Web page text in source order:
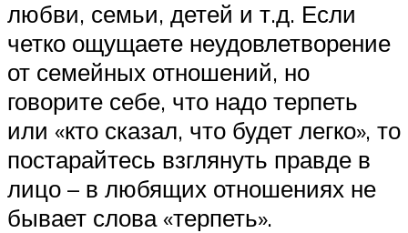
любви, семьи, детей и т.д. Если
четко ощущаете неудовлетворение
от семейных отношений, но
говорите себе, что надо терпеть
или «кто сказал, что будет легко», то
постарайтесь взглянуть правде в
лицо – в любящих отношениях не
бывает слова «терпеть».